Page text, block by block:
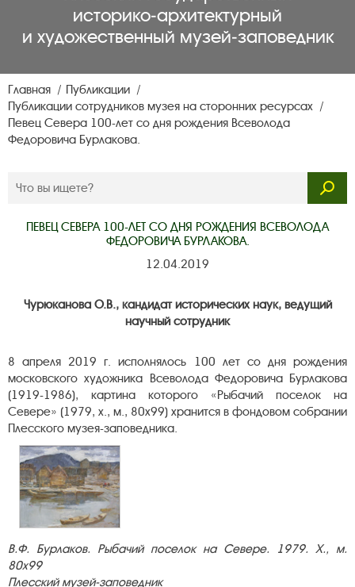
историко‑архитектурный
и художественный музей‑заповедник
Главная
Публикации
Публикации сотрудников музея на сторонних ресурсах
Певец Севера 100-лет со дня рождения Всеволода
Федоровича Бурлакова.
ПЕВЕЦ СЕВЕРА 100-ЛЕТ СО ДНЯ РОЖДЕНИЯ ВСЕВОЛОДА
ФЕДОРОВИЧА БУРЛАКОВА.
12.04.2019
Чурюканова О.В., кандидат исторических наук, ведущий
научный сотрудник
8 апреля 2019 г. исполнялось 100 лет со дня рождения
московского художника Всеволода Федоровича Бурлакова
(1919-1986), картина которого «Рыбачий поселок на
Севере» (1979, х., м., 80х99) хранится в фондовом собрании
Плесского музея-заповедника.
В.Ф. Бурлаков. Рыбачий поселок на Севере. 1979. Х., м.
80х99
Плесский музей-заповедник